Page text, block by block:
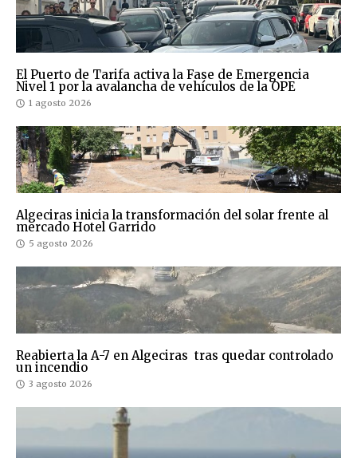
El Puerto de Tarifa activa la Fase de Emergencia
Nivel 1 por la avalancha de vehículos de la OPE
1 agosto 2026
Algeciras inicia la transformación del solar frente al
mercado Hotel Garrido
5 agosto 2026
Reabierta la A-7 en Algeciras tras quedar controlado
un incendio
3 agosto 2026